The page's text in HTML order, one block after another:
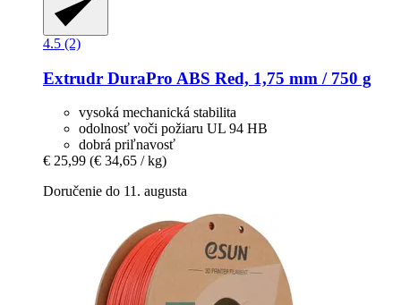
4.5 (2)
Extrudr DuraPro ABS Red, 1,75 mm / 750 g
vysoká mechanická stabilita
odolnosť voči požiaru UL 94 HB
dobrá priľnavosť
€ 25,99 (€ 34,65 / kg)
Doručenie do 11. augusta